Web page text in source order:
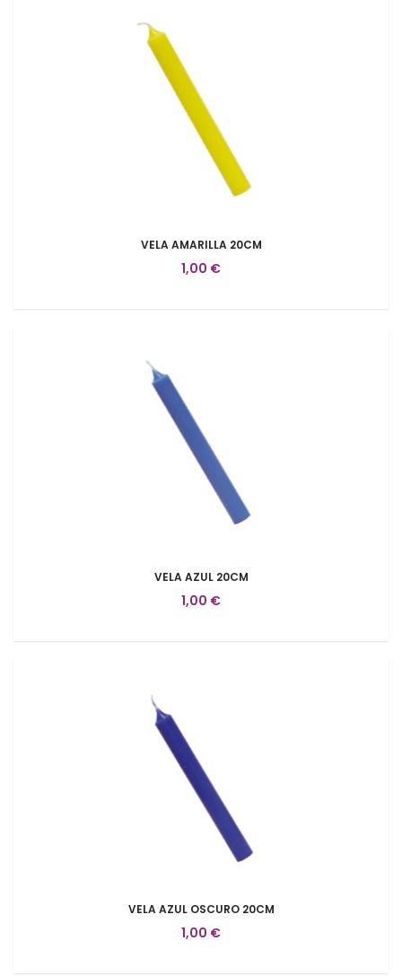
VELA AMARILLA 20CM
1,00 €
VELA AZUL 20CM
1,00 €
VELA AZUL OSCURO 20CM
1,00 €